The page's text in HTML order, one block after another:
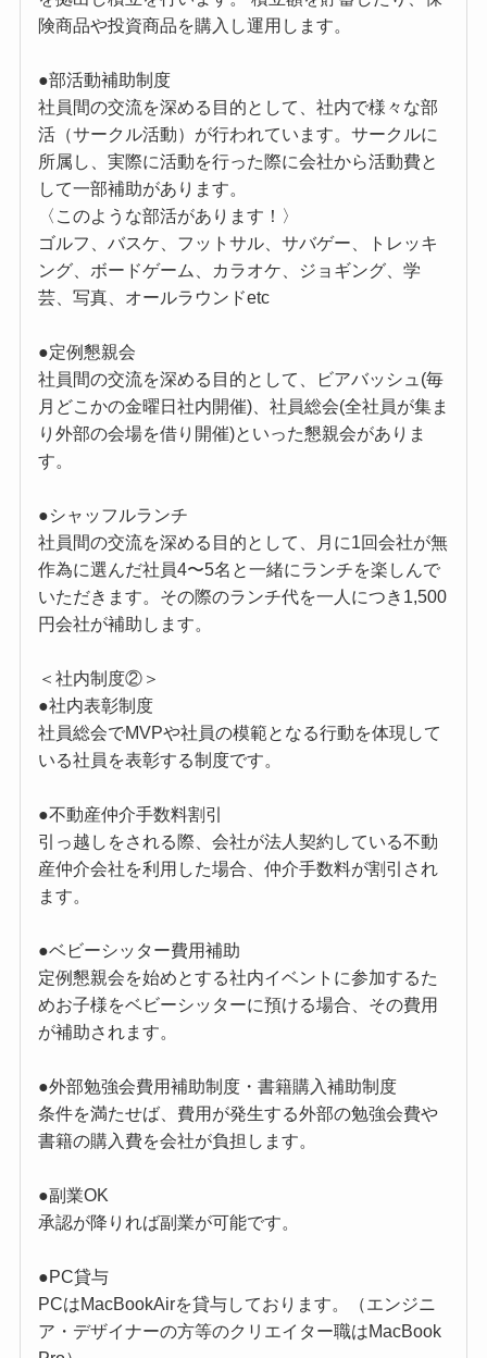
険商品や投資商品を購入し運用します。
●部活動補助制度
社員間の交流を深める目的として、社内で様々な部
活（サークル活動）が行われています。サークルに
所属し、実際に活動を行った際に会社から活動費と
して一部補助があります。
〈このような部活があります！〉
ゴルフ、バスケ、フットサル、サバゲー、トレッキ
ング、ボードゲーム、カラオケ、ジョギング、学
芸、写真、オールラウンドetc
●定例懇親会
社員間の交流を深める目的として、ビアバッシュ(毎
月どこかの金曜日社内開催)、社員総会(全社員が集ま
り外部の会場を借り開催)といった懇親会がありま
す。
●シャッフルランチ
社員間の交流を深める目的として、月に1回会社が無
作為に選んだ社員4〜5名と一緒にランチを楽しんで
いただきます。その際のランチ代を一人につき1,500
円会社が補助します。
＜社内制度②＞
●社内表彰制度
社員総会でMVPや社員の模範となる行動を体現して
いる社員を表彰する制度です。
●不動産仲介手数料割引
引っ越しをされる際、会社が法人契約している不動
産仲介会社を利用した場合、仲介手数料が割引され
ます。
●ベビーシッター費用補助
定例懇親会を始めとする社内イベントに参加するた
めお子様をベビーシッターに預ける場合、その費用
が補助されます。
●外部勉強会費用補助制度・書籍購入補助制度
条件を満たせば、費用が発生する外部の勉強会費や
書籍の購入費を会社が負担します。
●副業OK
承認が降りれば副業が可能です。
●PC貸与
PCはMacBookAirを貸与しております。（エンジニ
ア・デザイナーの方等のクリエイター職はMacBook